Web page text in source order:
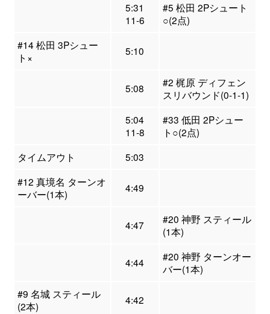
5:31
11-6
#5 松田 2Pシュート
○(2点)
#14 松田 3Pシュー
ト×
5:10
5:08
#2 梶原 ディフェン
スリバウンド(0-1-1)
5:04
11-8
#33 低田 2Pシュー
ト○(2点)
タイムアウト
5:03
#12 真境名 ターンオ
ーバー(1本)
4:49
4:47
#20 神野 スティール
(1本)
4:44
#20 神野 ターンオー
バー(1本)
#9 名城 スティール
(2本)
4:42